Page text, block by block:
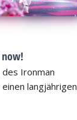
now!
Ironman
langjährigen